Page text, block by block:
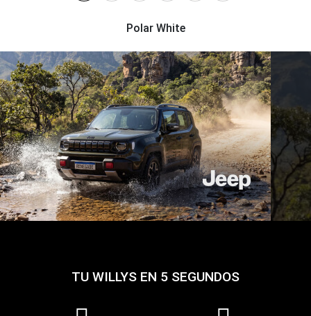
Polar White
TU WILLYS EN 5 SEGUNDOS